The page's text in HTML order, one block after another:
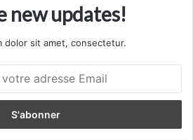
new updates!
dolor sit amet, consectetur.